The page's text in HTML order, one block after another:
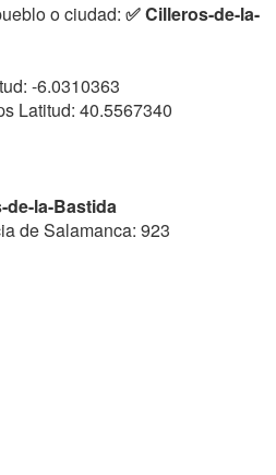
o ciudad: ✅ Cilleros-de-la-
-6.0310363
Latitud: 40.5567340
de-la-Bastida
de Salamanca: 923